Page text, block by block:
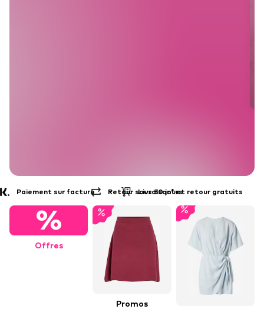
Livraison* et retour gratuitsRetour sous 30 jours
%
Offres
Promos